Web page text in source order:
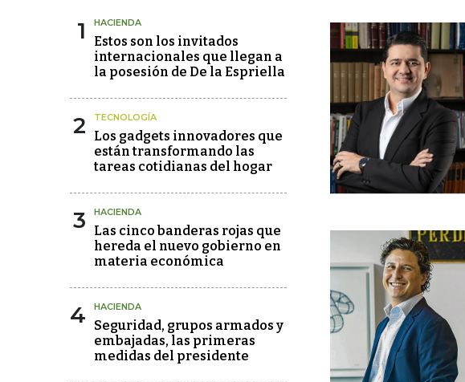
1 HACIENDA
Estos son los invitados
internacionales que llegan a
la posesión de De la Espriella
2 TECNOLOGÍA
Los gadgets innovadores que
están transformando las
tareas cotidianas del hogar
3 HACIENDA
Las cinco banderas rojas que
hereda el nuevo gobierno en
materia económica
4 HACIENDA
Seguridad, grupos armados y
embajadas, las primeras
medidas del presidente